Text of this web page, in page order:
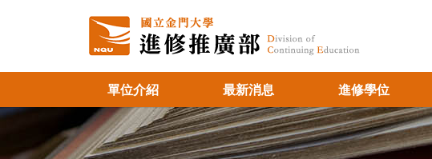
單位介紹 最新消息 進修學位